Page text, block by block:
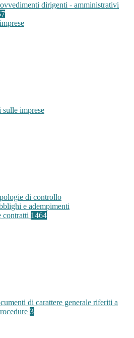
dirigenti - amministrativi
imprese
di controllo
e adempimenti
contratti 1464
di carattere generale riferiti a
3